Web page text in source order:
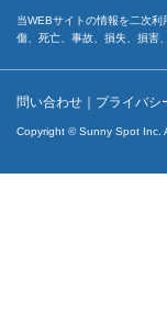
当WEBサイトの情報を二次
傷、死亡、事故、損失、損害
問い合わせ ｜ プライバシ
Copyright © Sunny Spot Inc.